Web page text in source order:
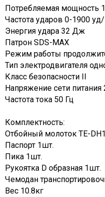
Потребляемая мощность
Частота ударов 0-1900
Энергия удара 32 Дж
Патрон SDS-MAX
Режим работы
Тип электродвигателя
Класс безопасности II
Напряжение сети питания
Частота тока 50 Гц
Комплектность:
Отбойный молоток TE-
Паспорт 1шт.
Пика 1шт.
Рукоятка D образная 1шт.
Чемодан
Вес 10.8кг